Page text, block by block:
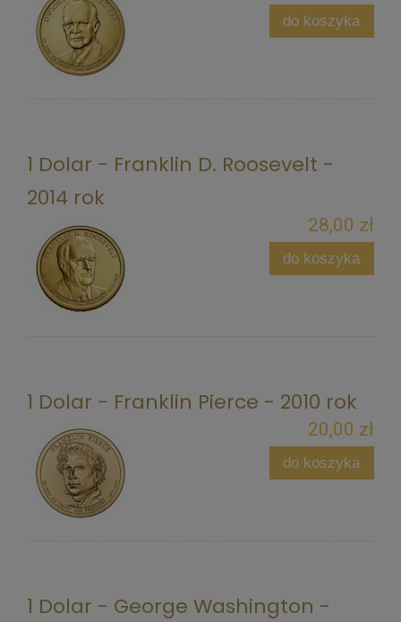
do koszyka
1 Dolar - Franklin D. Roosevelt -
2014 rok
28,00 zł
do koszyka
1 Dolar - Franklin Pierce - 2010 rok
20,00 zł
do koszyka
1 Dolar - George Washington -